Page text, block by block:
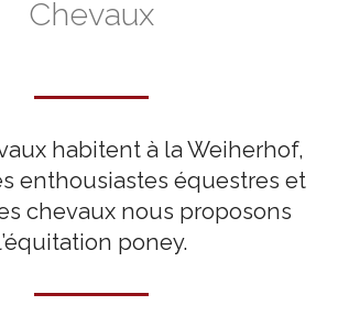
Chevaux
habitent à la Weiherhof,
enthousiastes équestres et
chevaux nous proposons
poney.